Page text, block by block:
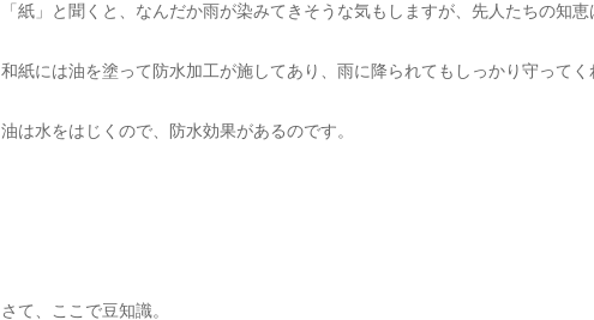
「紙」と聞くと、なんだか雨が染みてきそうな気もしますが、先人たちの知
和紙には油を塗って防水加工が施してあり、雨に降られてもしっかり守ってく
油は水をはじくので、防水効果があるのです。
さて、ここで豆知識。